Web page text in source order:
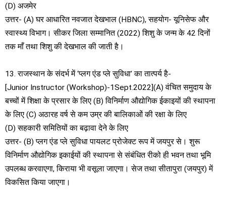
(D) अजमेर
उत्तर- (A) घर आधारित नवजात देखभाल (HBNC), सहयोग- यूनिसेफ और
स्वास्थ्य विभाग। सीकर जिला सम्मानित (2022) शिशु के जन्म के 42 दिनों
तक माँ तथा शिशु की देखभाल की जाती है।
13. राजस्थान के संदर्भ में ‘प्लग एंड प्ले सुविधा’ का तात्पर्य है-
[Junior Instructor (Workshop)-1Sept.2022](A) वंचित समुदाय के
बच्चों में शिक्षा के प्रसार के लिए (B) विनिर्माण औद्योगिक ईकाइयों की स्थापना
के लिए (C) अठारह वर्ष से कम उम्र की बालिकाओं की रक्षा के लिए
(D) सहकारी समितियों का बढ़ावा देने के लिए
उत्तर- (B) प्लग एंड प्ले सुविधा पायलट प्रोजेक्ट रूप में जयपुर से। शुरू
विनिर्माण औद्योगिक इकाईयों की स्थापना से संबंधित रीको ही भवन तथा भूमि
उपलब्ध करवाएगा, किराया भी वसूला जाएगा। सेज तथा सीतापुरा (जयपुर) में
विकसित किया जाएगा।